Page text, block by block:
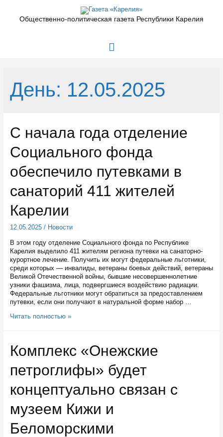
содержимомуОбщественно-политическая газета Республики Карелия
Главное
День: 12.05.2025
С начала года отделение
Социального фонда
обеспечило путевками в
санаторий 411 жителей
Карелии
12.05.2025/ Новости
В этом году отделение Социального фонда по Республике
Карелия выделило 411 жителям региона путевки на санаторно-
курортное лечение. Получить их могут федеральные льготники,
среди которых — инвалиды, ветераны боевых действий, ветераны
Великой Отечественной войны, бывшие несовершеннолетние
узники фашизма, лица, подвергшиеся воздействию радиации.
Федеральные льготники могут обратиться за предоставлением
путевки, если они получают в натуральной форме набор …
С
Социального
фонда
обеспечило
путевками
санаторий
жителей
Карелии
Читать полностью »
Комплекс «Онежские
петроглифы» будет
концептуально связан с
музеем Кижи и
Беломорскими